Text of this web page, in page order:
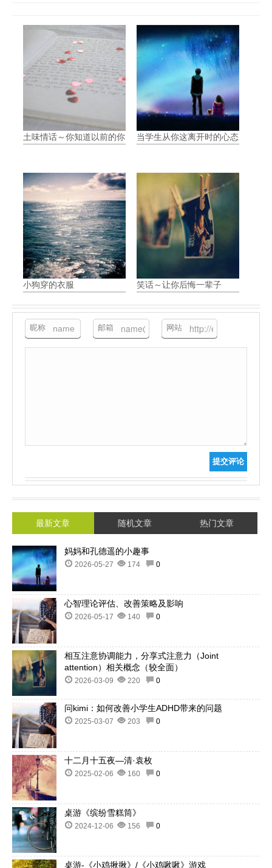
土味情话～你知道以前的你多可爱吗？当学生从你这离开时的心态
小狗穿的衣服 笑话～让你后悔一辈子
昵称 邮箱 网站
提交评论
最新文章 随机文章 热门文章
妈妈和孔德遥的小趣事
2026-05-27 174 0
心智理论评估、改善策略及影响
2026-05-17 140 0
相互注意协调能力，分享式注意力（Joint
attention）相关概念（较全面）
2026-03-09 220 0
问kimi：如何改善小学生ADHD带来的问题
2025-03-07 203 0
十二月十五夜—清·袁枚
2025-02-06 160 0
桌游《缤纷雪糕筒》
2024-12-06 156 0
桌游-《小鸡揪揪》/《小鸡啾啾》游戏